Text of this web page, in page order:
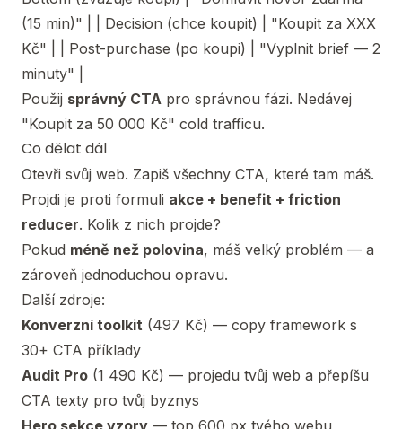
(15 min)" | | Decision (chce koupit) | "Koupit za XXX
Kč" | | Post-purchase (po koupi) | "Vyplnit brief — 2
minuty" |
Použij správný CTA pro správnou fázi. Nedávej
"Koupit za 50 000 Kč" cold trafficu.
Co dělat dál
Otevři svůj web. Zapiš všechny CTA, které tam máš.
Projdi je proti formuli akce + benefit + friction
reducer. Kolik z nich projde?
Pokud méně než polovina, máš velký problém — a
zároveň jednoduchou opravu.
Další zdroje:
Konverzní toolkit (497 Kč) — copy framework s
30+ CTA příklady
Audit Pro (1 490 Kč) — projedu tvůj web a přepíšu
CTA texty pro tvůj byznys
Hero sekce vzory — top 600 px tvého webu